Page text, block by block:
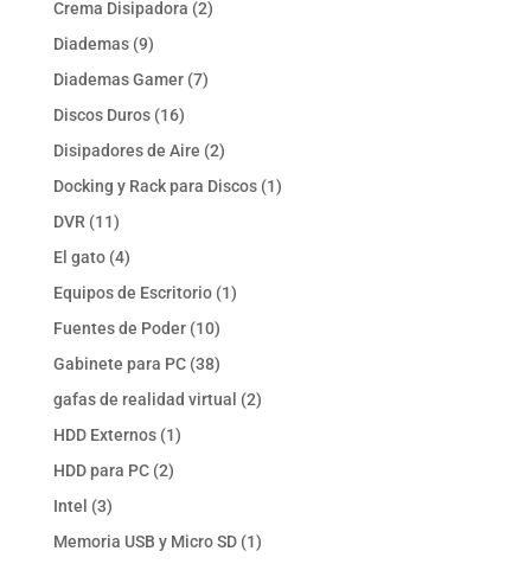
Crema Disipadora 22
Diademas 99
productos
Diademas Gamer 77
Discos Duros 1616
productos
Disipadores de Aire 22
productos
Docking y Rack para Discos 11
DVR 1111
productos
El gato 44
productos
Equipos de Escritorio 11
Fuentes de Poder 1010
productos
Gabinete para PC 3838
productos
gafas de realidad virtual 22
HDD Externos 11
HDD para PC 22
Intel 33
productos
Memoria USB y Micro SD 11